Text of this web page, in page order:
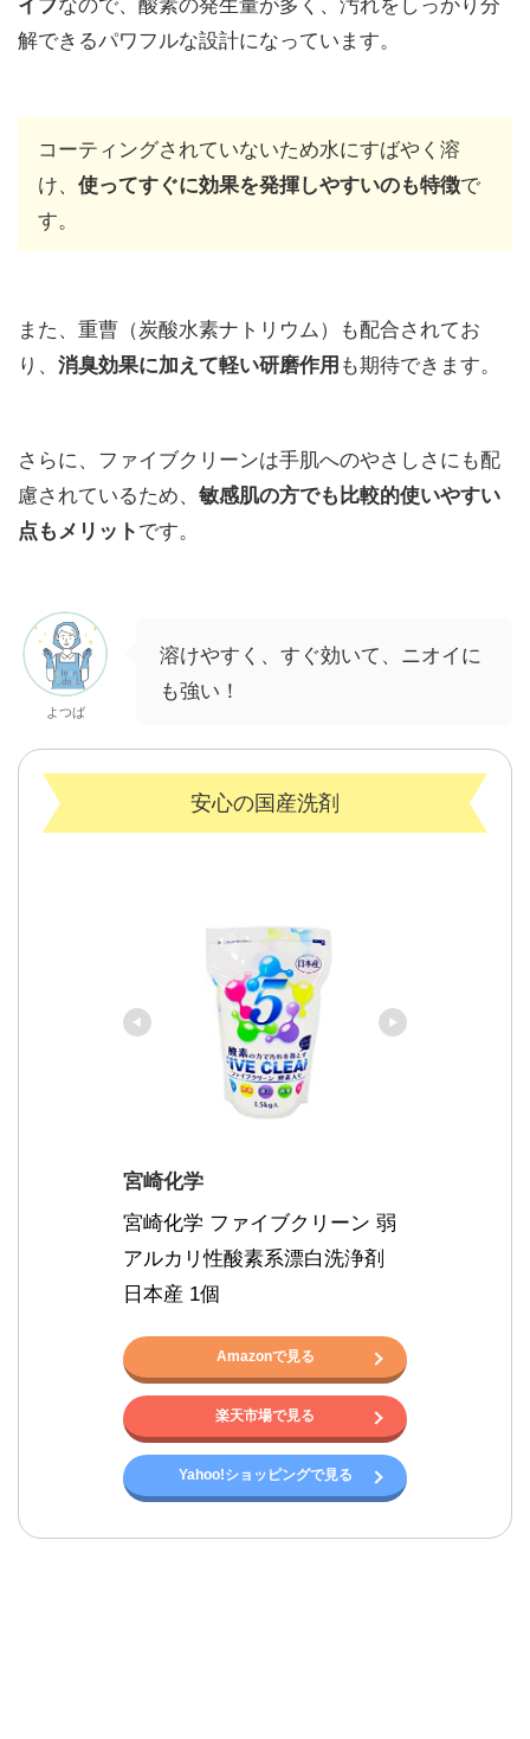
解できるパワフルな設計になっています。
コーティングされていないため水にすばやく溶
け、 使ってすぐに効果を発揮しやすいのも特徴で
す。
また、重曹（炭酸水素ナトリウム）も配合されてお
り、 消臭効果に加えて軽い研磨作用も期待できます。
さらに、ファイブクリーンは手肌へのやさしさにも配
慮されているため、 敏感肌の方でも比較的使いやすい
点もメリットです。
よつば
溶けやすく、すぐ効いて、ニオイに
も強い！
安心の国産洗剤
宮崎化学
宮崎化学 ファイブクリーン 弱
アルカリ性酸素系漂白洗浄剤
日本産 1個
Amazonで見る
楽天市場で見る
Yahoo!ショッピングで見る